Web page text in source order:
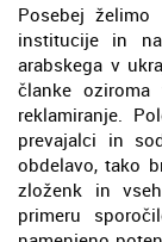
Posebej
institucije in
arabskega v
članke
reklamiranje.
prevajalci in
obdelavo, tako
zloženk in
primeru